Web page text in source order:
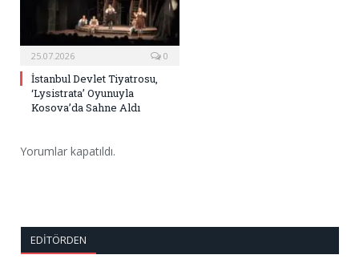
25.07.2026 0
İstanbul Devlet Tiyatrosu,
‘Lysistrata’ Oyunuyla
Kosova’da Sahne Aldı
Yorumlar kapatıldı.
EDITÖRDEN